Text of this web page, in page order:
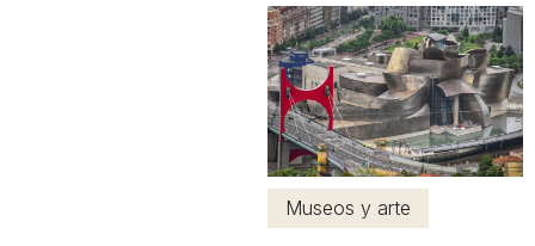
disfrutarse en nuestro país.
¿Se te ocurre mejor forma
de conocer la ciudad que
un paseo entre tasca y
tasca, taberna y taberna,
dejándote seducir por los
sabores más característicos
del...
Museos y arte